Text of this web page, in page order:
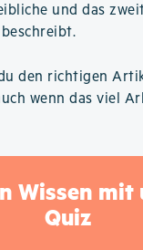
und das
den richtigen
wenn das viel
Wissen mit
Quiz